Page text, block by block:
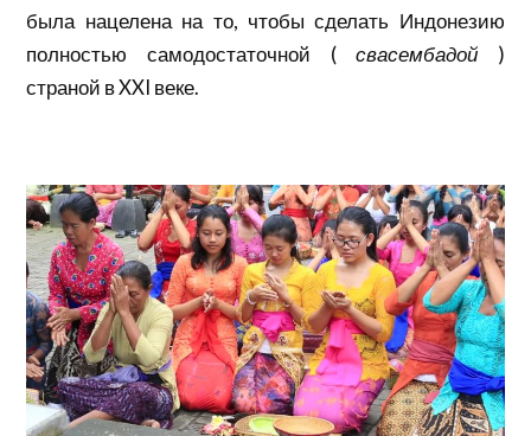
была нацелена на то, чтобы сделать Индонезию
полностью самодостаточной (свасембадой )
страной в XXI веке.